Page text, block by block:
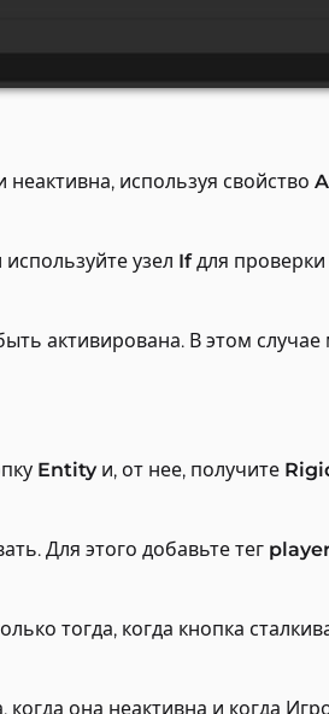
используя свойство
используйте узел Ifдля проверки
активирована. В этом
Entityи, от нее, получите
Для этого добавьте тег
тогда, когда кнопка
она неактивна и когда